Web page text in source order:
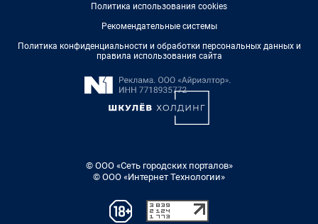
Политика использования cookies
Рекомендательные системы
Политика конфиденциальности и обработки персональных данных и
правила использования сайта
© ООО «Сеть городских порталов»
© ООО «Интернет Технологии»